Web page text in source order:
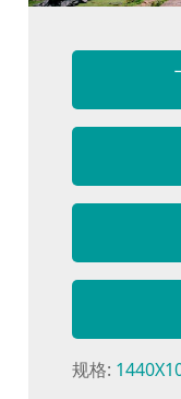
规格: